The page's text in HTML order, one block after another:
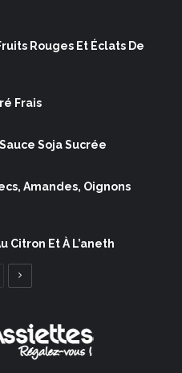
Rouges Et Éclats De
Frais
Soja Sucrée
Amandes, Oignons
Citron Et À L’aneth
Page